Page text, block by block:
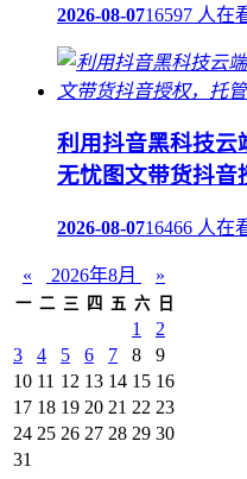
2026-08-0716597 人在
利用抖音黑科技云
无忧图文带货抖音
2026-08-0716466 人在
« 2026年8月 »
一 二 三 四 五 六 日
1
2
3
4 5 6 7 8
9
10 11 12 13 14 15 16
17 18 19 20 21 22 23
24 25 26 27 28 29 30
31